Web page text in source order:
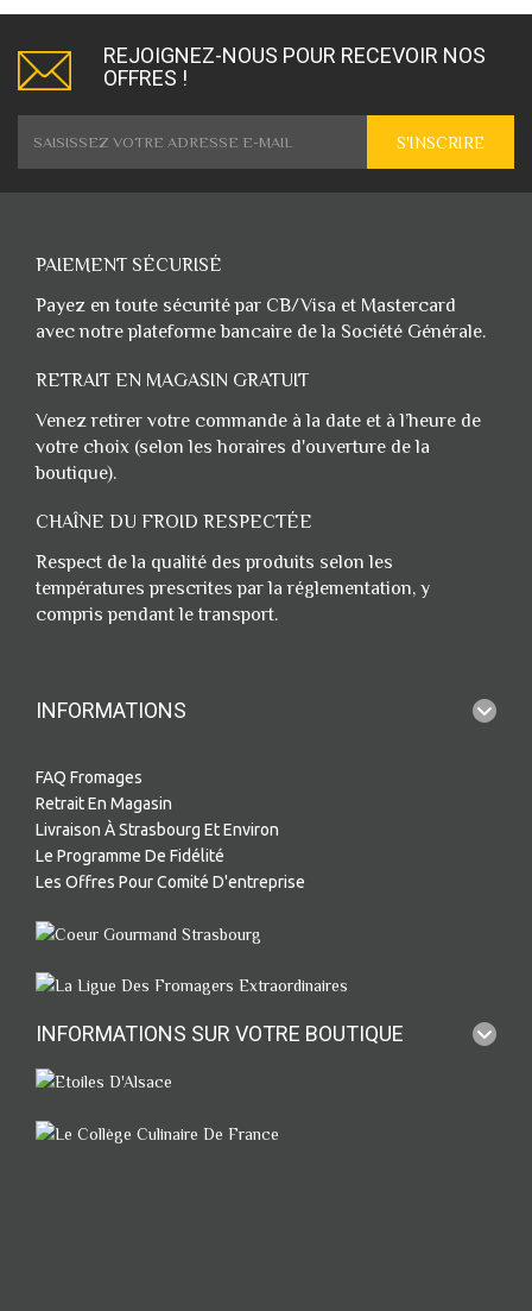
REJOIGNEZ-NOUS POUR RECEVOIR NOS
OFFRES !
S'INSCRIRE
PAIEMENT SÉCURISÉ
Payez en toute sécurité par CB/Visa et Mastercard
avec notre plateforme bancaire de la Société Générale.
RETRAIT EN MAGASIN GRATUIT
Venez retirer votre commande à la date et à l’heure de
votre choix (selon les horaires d'ouverture de la
boutique).
CHAÎNE DU FROID RESPECTÉE
Respect de la qualité des produits selon les
températures prescrites par la réglementation, y
compris pendant le transport.
INFORMATIONS
FAQ Fromages
Retrait En Magasin
Livraison À Strasbourg Et Environ
Le Programme De Fidélité
Les Offres Pour Comité D'entreprise
INFORMATIONS SUR VOTRE BOUTIQUE